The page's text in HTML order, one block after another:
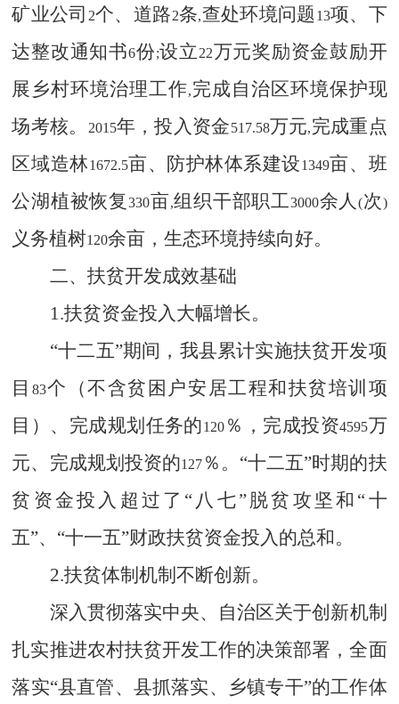
矿业公司 2个、道路2条,查处环境问题13项、下
达整改通知书6份;设立 22万元奖励资金鼓励开
展乡村环境治理工作,完成自治区环境保护现
场考核。
2015年，投入资金517.58万元,完成重点
区域造林1672.5亩、防护林体系建设1349亩、班
公湖植被恢复330亩,组织干部职工3000余人(次)
义务植树120余亩，生态环境持续向好。
二、扶贫开发成效基础
1.扶贫资金投入大幅增长。
“十二五”期间，我县累计实施扶贫开发项
目 83个（不含贫困户安居工程和扶贫培训项
目）、完成规划任务的120％，完成投资4595万
元、完成规划投资的127％。“十二五”时期的扶
贫资金投入超过了“八七”脱贫攻坚和“十
五”、“十一五”财政扶贫资金投入的总和。
2.扶贫体制机制不断创新。
深入贯彻落实中央、自治区关于创新机制
扎实推进农村扶贫开发工作的决策部署，全面
落实“县直管、县抓落实、乡镇专干”的工作体